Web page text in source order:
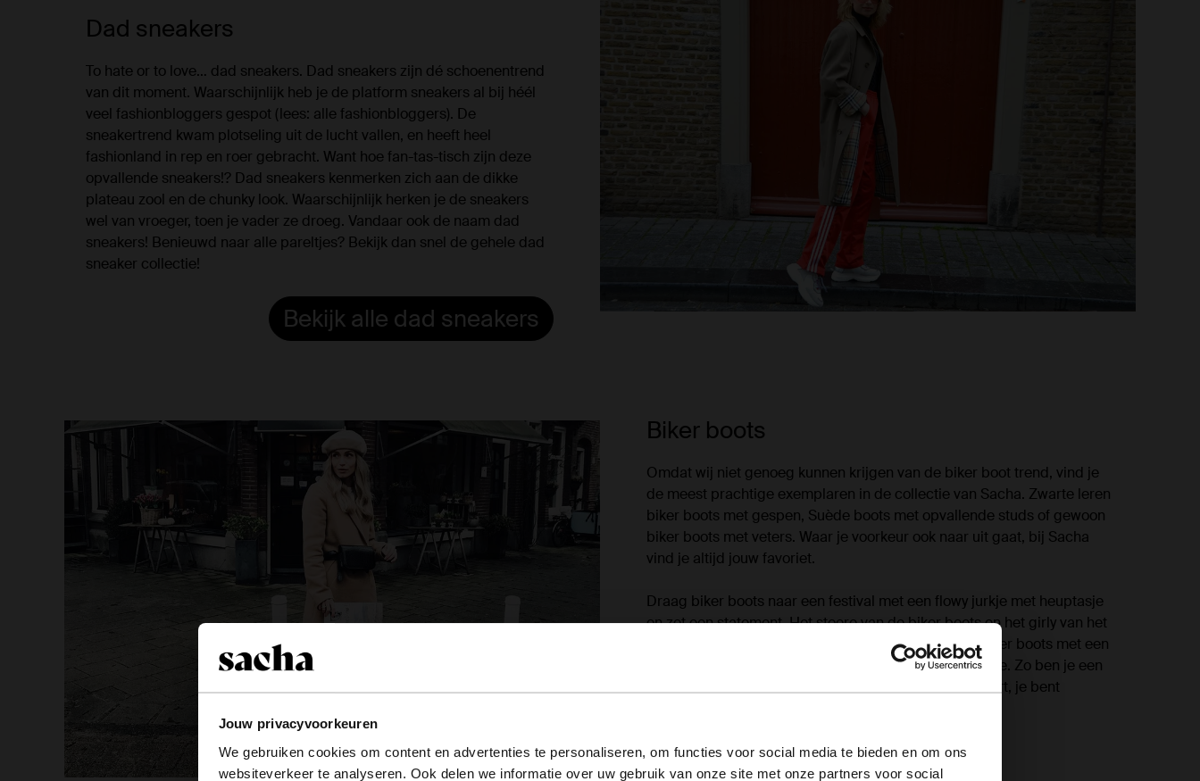
Jouw privacyvoorkeuren
We gebruiken cookies om content en advertenties te personaliseren, om functies voor social media te bieden en om ons
websiteverkeer te analyseren. Ook delen we informatie over uw gebruik van onze site met onze partners voor social
Dad sneakers
To hate or to love… dad sneakers. Dad sneakers zijn dé schoenentrend
van dit moment. Waarschijnlijk heb je de platform sneakers al bij héél
veel fashionbloggers gespot (lees: alle fashionbloggers). De
sneakertrend kwam plotseling uit de lucht vallen, en heeft heel
fashionland in rep en roer gebracht. Want hoe fan-tas-tisch zijn deze
opvallende sneakers!? Dad sneakers kenmerken zich aan de dikke
plateau zool en de chunky look. Waarschijnlijk herken je de sneakers
wel van vroeger, toen je vader ze droeg. Vandaar ook de naam dad
sneakers! Benieuwd naar alle pareltjes? Bekijk dan snel de gehele dad
sneaker collectie!
Bekijk alle dad sneakers
Biker boots
Omdat wij niet genoeg kunnen krijgen van de biker boot trend, vind je
de meest prachtige exemplaren in de collectie van Sacha. Zwarte leren
biker boots met gespen, Suède boots met opvallende studs of gewoon
biker boots met veters. Waar je voorkeur ook naar uit gaat, bij Sacha
vind je altijd jouw favoriet.
Draag biker boots naar een festival met een flowy jurkje met heuptasje
en zet een statement. Het stoere van de biker boots en het girly van het
jurkje geeft een tof contrast aan elkaar. Of draag je biker boots met een
ripped jeans, stoer t-shirt met opdruk en een leren jasje. Zo ben je een
ultieme rockchick! Hoe je je biker boots ook combineert, je bent
Bekijk alle biker boots
View this website in English?